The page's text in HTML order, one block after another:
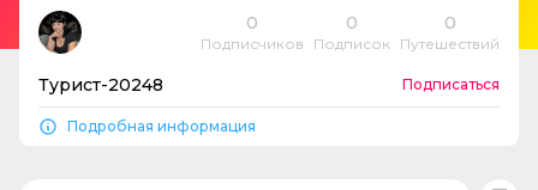
0
Подписчиков
0
Подписок
0
Путешествий
Турист-20248 Подписаться
Подробная информация